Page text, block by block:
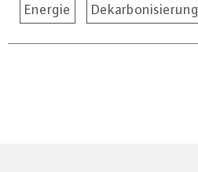
Energie Dekarbonisierung